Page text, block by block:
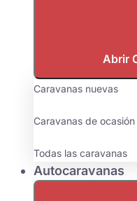
Abrir
Caravanas nuevas
Caravanas de ocasión
Todas las caravanas
Autocaravanas